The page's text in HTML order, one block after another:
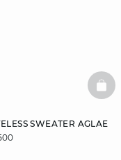
SWEATER AGLAE